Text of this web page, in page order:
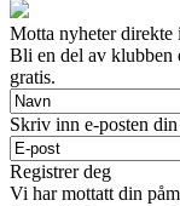
Motta nyheter direkte
Bli en del av klubben
gratis.
Skriv inn e-posten
Registrer deg
Vi har mottatt din